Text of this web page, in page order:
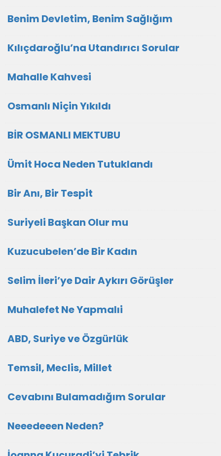
Benim Devletim, Benim Sağlığım
Kılıçdaroğlu’na Utandırıcı Sorular
Mahalle Kahvesi
Osmanlı Niçin Yıkıldı
BİR OSMANLI MEKTUBU
Ümit Hoca Neden Tutuklandı
Bir Anı, Bir Tespit
Suriyeli Başkan Olur mu
Kuzucubelen’de Bir Kadın
Selim İleri’ye Dair Aykırı Görüşler
Muhalefet Ne Yapmalıi
ABD, Suriye ve Özgürlük
Temsil, Meclis, Millet
Cevabını Bulamadığım Sorular
Neeedeeen Neden?